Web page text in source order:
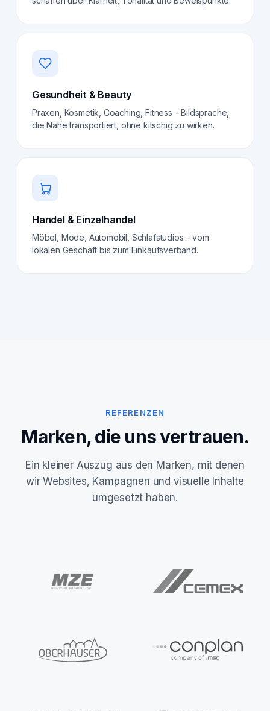
Gesundheit & Beauty
Praxen, Kosmetik, Coaching, Fitness – Bildsprache,
die Nähe transportiert, ohne kitschig zu wirken.
Handel & Einzelhandel
Möbel, Mode, Automobil, Schlafstudios – vom
lokalen Geschäft bis zum Einkaufsverband.
REFERENZEN
Marken, die uns vertrauen.
Ein kleiner Auszug aus den Marken, mit denen
wir Websites, Kampagnen und visuelle Inhalte
umgesetzt haben.